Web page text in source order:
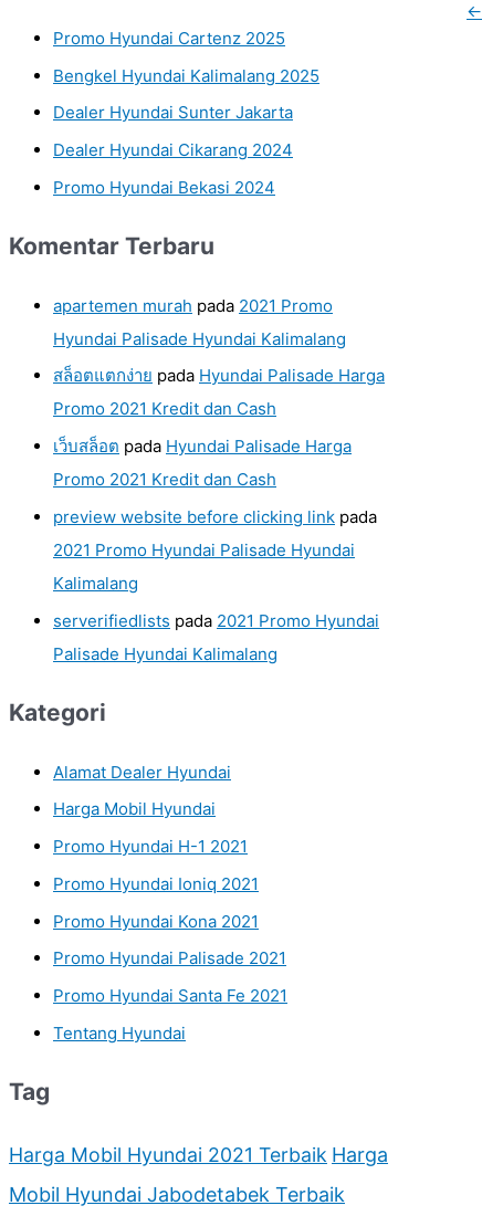
Promo Hyundai Cartenz 2025
Bengkel Hyundai Kalimalang 2025
Dealer Hyundai Sunter Jakarta
Dealer Hyundai Cikarang 2024
Promo Hyundai Bekasi 2024
Komentar Terbaru
apartemen murah pada 2021 Promo
Hyundai Palisade Hyundai Kalimalang
สล็อตแตกง่าย pada Hyundai Palisade Harga
Promo 2021 Kredit dan Cash
เว็บสล็อต pada Hyundai Palisade Harga
Promo 2021 Kredit dan Cash
preview website before clicking link pada
2021 Promo Hyundai Palisade Hyundai
Kalimalang
serverifiedlists pada 2021 Promo Hyundai
Palisade Hyundai Kalimalang
Kategori
Alamat Dealer Hyundai
Harga Mobil Hyundai
Promo Hyundai H-1 2021
Promo Hyundai Ioniq 2021
Promo Hyundai Kona 2021
Promo Hyundai Palisade 2021
Promo Hyundai Santa Fe 2021
Tentang Hyundai
Tag
Harga Mobil Hyundai 2021 Terbaik Harga
Mobil Hyundai Jabodetabek Terbaik
←